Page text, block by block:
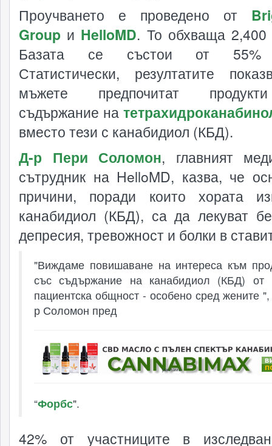
Проучването е проведено от
Group и HelloMD. То обхваща 2,400
Базата се състои от 55%
Статистически, резултатите
мъжете предпочитат
съдържание на
вместо тези с канабидиол (КБД).
Д-р Пери Соломон, главният
сътрудник на HelloMD, казва, че
причини, поради които хората
канабидиол (КБД), са да лекуват
депресия, тревожност и болки в
"Виждаме повишаване на интереса към
със съдържание на канабидиол (КБД) от
пациентска общност - особено сред жените
р Соломон пред
реклама
“Форбс".
42% от участниците в